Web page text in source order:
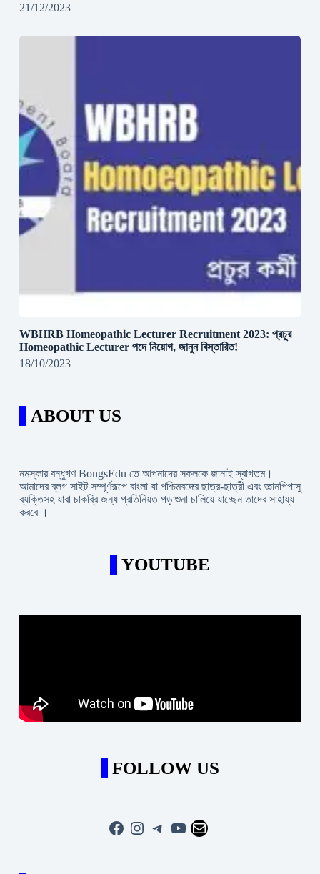
21/12/2023
WBHRB Homeopathic Lecturer Recruitment 2023: প্রচুর
Homeopathic Lecturer পদে নিয়োগ, জানুন বিস্তারিত!
18/10/2023
ABOUT US
নমস্কার বন্ধুগণ BongsEdu তে আপনাদের সকলকে জানাই স্বাগতম।
আমাদের ব্লগ সাইট সম্পূর্ণরূপে বাংলা যা পশ্চিমবঙ্গের ছাত্র-ছাত্রী এবং জ্ঞানপিপাসু
ব্যক্তিসহ যারা চাকরি্র জন্য প্রতিনিয়ত পড়াশুনা চালিয়ে যাচ্ছেন তাদের সাহায্য
করবে ।
YOUTUBE
FOLLOW US
Facebook
Instagram
Telegram
YouTube
Mail